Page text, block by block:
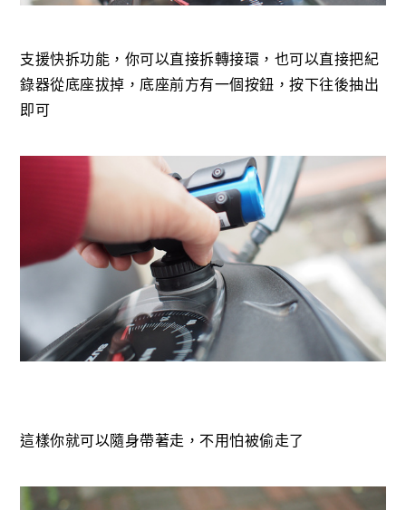
支援快拆功能，你可以直接拆轉接環，也可以直接把紀
錄器從底座拔掉，底座前方有一個按鈕，按下往後抽出
即可
這樣你就可以隨身帶著走，不用怕被偷走了